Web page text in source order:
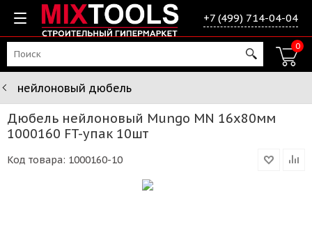
+7 (499) 714-04-04
0
нейлоновый дюбель
Дюбель нейлоновый Mungo MN 16х80мм
1000160 FT-упак 10шт
Код товара: 1000160-10